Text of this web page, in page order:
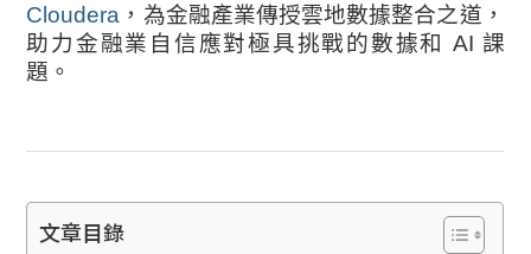
Cloudera ，為金融產業傳授雲地數據整合之道，
助力金融業自信應對極具挑戰的數據和 AI 課
題。
文章目錄